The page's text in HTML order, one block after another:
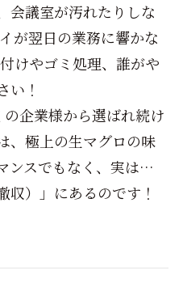
会議室が汚れたりしな
が翌日の業務に響かな
けやゴミ処理、誰がや
！
の企業様から選ばれ続け
、極上の生マグロの味
ンスでもなく、実は…
収）」にあるのです！